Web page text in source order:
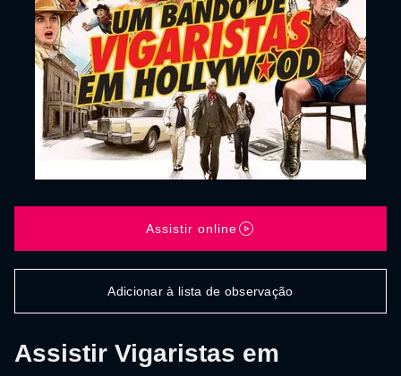
Assistir Vigaristas em
Assistir online
Adicionar à lista de observação